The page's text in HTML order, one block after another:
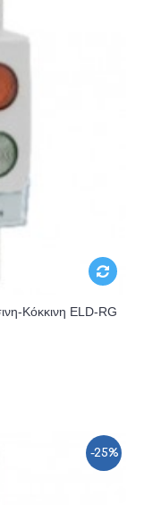
Κόκκινη ELD-RG
-25%